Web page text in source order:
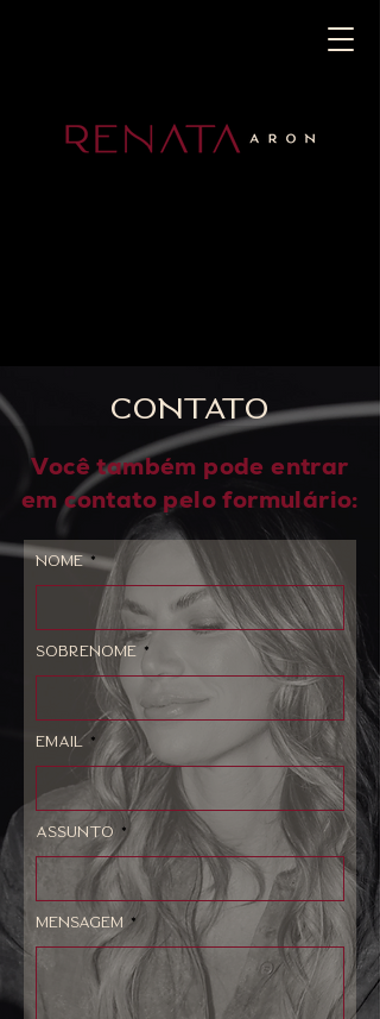
CONTATO
Você também pode entrar
em contato pelo formulário:
Nome
Sobrenome
Email
Assunto
Mensagem